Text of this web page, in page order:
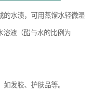
的水渍，可用蒸馏水轻微湿
溶液（醋与水的比例为
发胶、护肤品等。